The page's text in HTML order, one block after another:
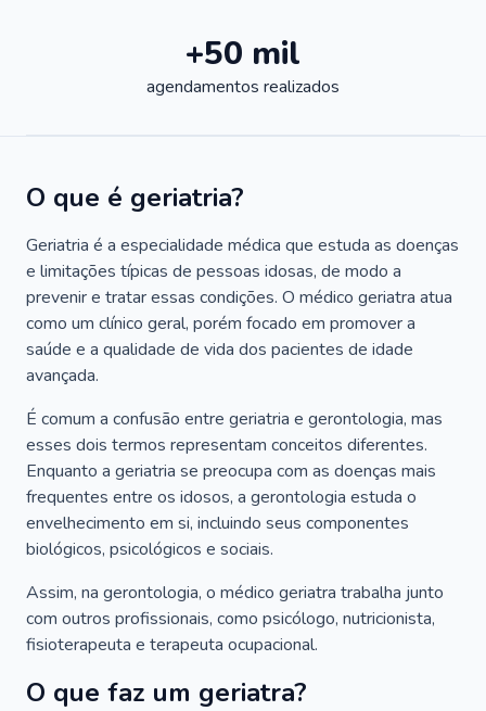
+50 mil
agendamentos realizados
O que é geriatria?
Geriatria é a especialidade médica que estuda as doenças
e limitações típicas de pessoas idosas, de modo a
prevenir e tratar essas condições. O médico geriatra atua
como um clínico geral, porém focado em promover a
saúde e a qualidade de vida dos pacientes de idade
avançada.
É comum a confusão entre geriatria e gerontologia, mas
esses dois termos representam conceitos diferentes.
Enquanto a geriatria se preocupa com as doenças mais
frequentes entre os idosos, a gerontologia estuda o
envelhecimento em si, incluindo seus componentes
biológicos, psicológicos e sociais.
Assim, na gerontologia, o médico geriatra trabalha junto
com outros profissionais, como psicólogo, nutricionista,
fisioterapeuta e terapeuta ocupacional.
O que faz um geriatra?